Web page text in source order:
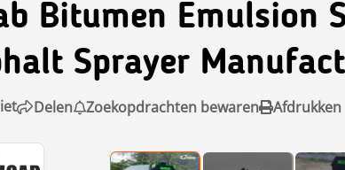
Bitumen Emulsion
Sprayer
Delen Zoekopdrachten bewaren Afdrukken